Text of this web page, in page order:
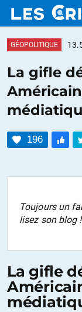
DOSSIERS
CATÉGORIES
CONTACTER
FAIRE UN
DON
GÉOPOLITIQUE
La gifle
196
Toujours un
lisez son blog !
La gifle